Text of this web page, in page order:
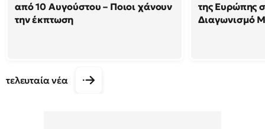
από 10 Αυγούστου – Ποιοι χάνουν
την έκπτωση
της Ευρώπης
Διαγωνισμό
τελευταία νέα